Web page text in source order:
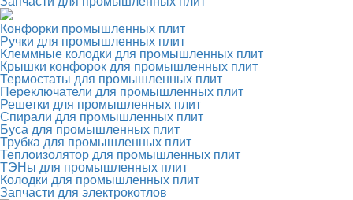
Конфорки промышленных плит
Ручки для промышленных плит
Клеммные колодки для промышленных плит
Крышки конфорок для промышленных плит
Термостаты для промышленных плит
Переключатели для промышленных плит
Решетки для промышленных плит
Спирали для промышленных плит
Буса для промышленных плит
Трубка для промышленных плит
Теплоизолятор для промышленных плит
ТЭНы для промышленных плит
Колодки для промышленных плит
Запчасти для электрокотлов